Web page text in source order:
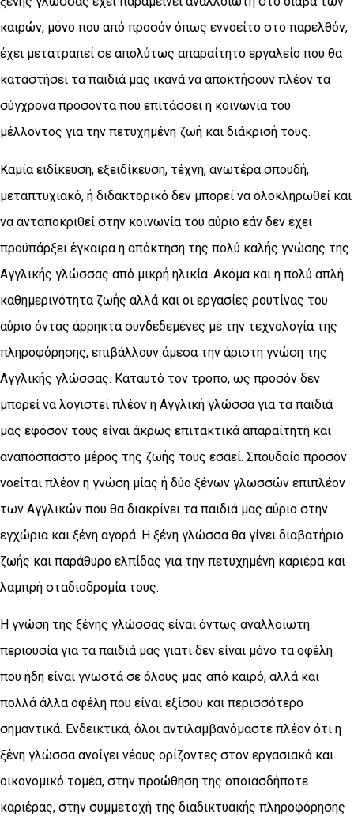
καιρών, μόνο που από προσόν όπως εννοείτο στο παρελθόν,
έχει μετατραπεί σε απολύτως απαραίτητο εργαλείο που θα
καταστήσει τα παιδιά μας ικανά να αποκτήσουν πλέον τα
σύγχρονα προσόντα που επιτάσσει η κοινωνία του
μέλλοντος για την πετυχημένη ζωή και διάκρισή τους.
Καμία ειδίκευση, εξειδίκευση, τέχνη, ανωτέρα σπουδή,
μεταπτυχιακό, ή διδακτορικό δεν μπορεί να ολοκληρωθεί και
να ανταποκριθεί στην κοινωνία του αύριο εάν δεν έχει
προϋπάρξει έγκαιρα η απόκτηση της πολύ καλής γνώσης της
Αγγλικής γλώσσας από μικρή ηλικία. Ακόμα και η πολύ απλή
καθημερινότητα ζωής αλλά και οι εργασίες ρουτίνας του
αύριο όντας άρρηκτα συνδεδεμένες με την τεχνολογία της
πληροφόρησης, επιβάλλουν άμεσα την άριστη γνώση της
Αγγλικής γλώσσας. Καταυτό τον τρόπο, ως προσόν δεν
μπορεί να λογιστεί πλέον η Αγγλική γλώσσα για τα παιδιά
μας εφόσον τους είναι άκρως επιτακτικά απαραίτητη και
αναπόσπαστο μέρος της ζωής τους εσαεί. Σπουδαίο προσόν
νοείται πλέον η γνώση μίας ή δύο ξένων γλωσσών επιπλέον
των Αγγλικών που θα διακρίνει τα παιδιά μας αύριο στην
εγχώρια και ξένη αγορά. Η ξένη γλώσσα θα γίνει διαβατήριο
ζωής και παράθυρο ελπίδας για την πετυχημένη καριέρα και
λαμπρή σταδιοδρομία τους.
Η γνώση της ξένης γλώσσας είναι όντως αναλλοίωτη
περιουσία για τα παιδιά μας γιατί δεν είναι μόνο τα οφέλη
που ήδη είναι γνωστά σε όλους μας από καιρό, αλλά και
πολλά άλλα οφέλη που είναι εξίσου και περισσότερο
σημαντικά. Ενδεικτικά, όλοι αντιλαμβανόμαστε πλέον ότι η
ξένη γλώσσα ανοίγει νέους ορίζοντες στον εργασιακό και
οικονομικό τομέα, στην προώθηση της οποιασδήποτε
καριέρας, στην συμμετοχή της διαδικτυακής πληροφόρησης